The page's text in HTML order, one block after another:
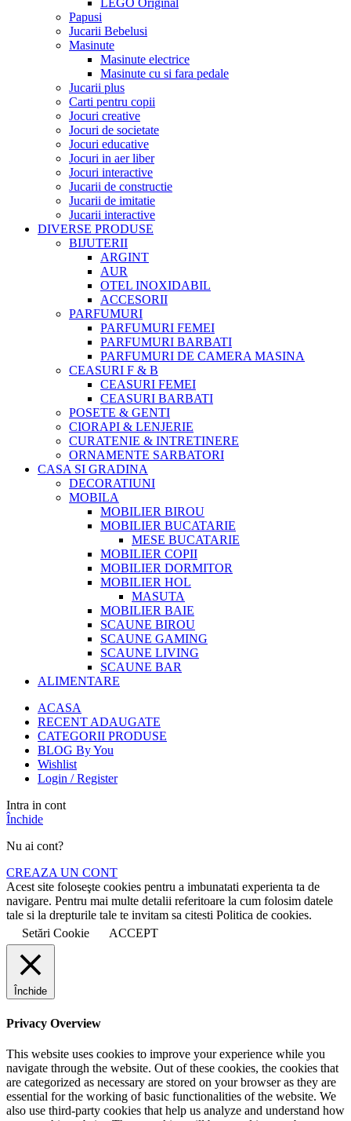
LEGO Original
Papusi
Jucarii Bebelusi
Masinute
Masinute electrice
Masinute cu si fara pedale
Jucarii plus
Carti pentru copii
Jocuri creative
Jocuri de societate
Jocuri educative
Jocuri in aer liber
Jocuri interactive
Jucarii de constructie
Jucarii de imitatie
Jucarii interactive
DIVERSE PRODUSE
BIJUTERII
ARGINT
AUR
OTEL INOXIDABIL
ACCESORII
PARFUMURI
PARFUMURI FEMEI
PARFUMURI BARBATI
PARFUMURI DE CAMERA MASINA
CEASURI F & B
CEASURI FEMEI
CEASURI BARBATI
POSETE & GENTI
CIORAPI & LENJERIE
CURATENIE & INTRETINERE
ORNAMENTE SARBATORI
CASA SI GRADINA
DECORATIUNI
MOBILA
MOBILIER BIROU
MOBILIER BUCATARIE
MESE BUCATARIE
MOBILIER COPII
MOBILIER DORMITOR
MOBILIER HOL
MASUTA
MOBILIER BAIE
SCAUNE BIROU
SCAUNE GAMING
SCAUNE LIVING
SCAUNE BAR
ALIMENTARE
ACASA
RECENT ADAUGATE
CATEGORII PRODUSE
BLOG By You
Wishlist
Login / Register
Intra in cont
Închide
Nu ai cont?
CREAZA UN CONT
Acest site foloseşte cookies pentru a imbunatati experienta ta de
navigare. Pentru mai multe detalii referitoare la cum folosim datele
tale si la drepturile tale te invitam sa citesti Politica de cookies.
Setări Cookie
ACCEPT
Închide
Privacy Overview
This website uses cookies to improve your experience while you
navigate through the website. Out of these cookies, the cookies that
are categorized as necessary are stored on your browser as they are
essential for the working of basic functionalities of the website. We
also use third-party cookies that help us analyze and understand how